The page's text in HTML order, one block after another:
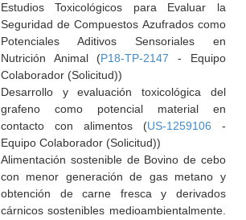
Estudios Toxicológicos para Evaluar la
Seguridad de Compuestos Azufrados como
Potenciales Aditivos Sensoriales en
Nutrición Animal (P18-TP-2147 - Equipo
Colaborador (Solicitud))
Desarrollo y evaluación toxicológica del
grafeno como potencial material en
contacto con alimentos (US-1259106 -
Equipo Colaborador (Solicitud))
Alimentación sostenible de Bovino de cebo
con menor generación de gas metano y
obtención de carne fresca y derivados
cárnicos sostenibles medioambientalmente.